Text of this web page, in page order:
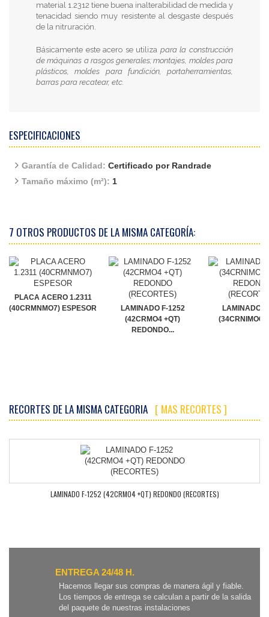
material 1.2312 tiene buena inalterabilidad de medida y
tenacidad siendo muy resistente al desgaste después
de la nitruración.
Básicamente este acero se utiliza para la construcción
de máquinas a rasgos generales; montajes, moldes para
plásticos, moldes para fundición, portaherramientas,
barras para recatear, etc.
ESPECIFICACIONES
Garantía de Calidad: Certificado por Randrade
Tamaño máximo (m²): 1
7 OTROS PRODUCTOS DE LA MISMA CATEGORÍA:
PLACA ACERO 1.2311
(40CRMNMO7) ESPESOR
LAMINADO F-1252
(42CRMO4 +QT)
REDONDO...
LAMINADO
(34CRNIMO6
RECORTES DE LA MISMA CATEGORIA [ MAS RECORTES ]
LAMINADO F-1252 (42CRMO4 +QT) REDONDO (RECORTES)
ENTREGA 24/48 H.
Hacemos llegar sus compras de manera ágil y fiable.
Los tiempos de entrega se calculan a partir de la salida
del paquete de nuestras instalaciones